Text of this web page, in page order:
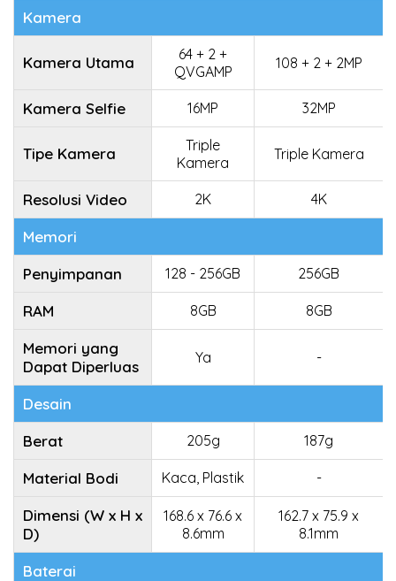
Kamera
Kamera Utama
64 + 2 +
QVGAMP
108 + 2 + 2MP
Kamera Selfie 16MP 32MP
Tipe Kamera
Triple
Kamera
Triple Kamera
Resolusi Video 2K 4K
Memori
Penyimpanan
128 - 256GB 256GB
RAM 8GB 8GB
Memori yang
Dapat Diperluas
Ya -
Desain
Berat
205g 187g
Material Bodi Kaca, Plastik -
Dimensi (W x H x
D)
168.6 x 76.6 x
8.6mm
162.7 x 75.9 x
8.1mm
Baterai